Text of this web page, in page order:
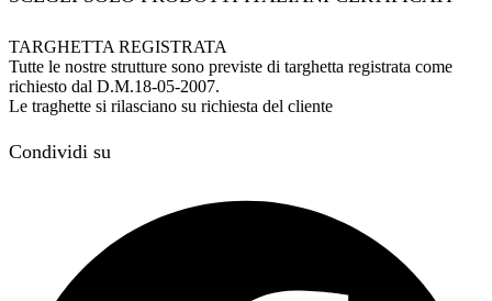
TARGHETTA REGISTRATA
Tutte le nostre strutture sono previste di targhetta registrata come
richiesto dal D.M.18-05-2007.
Le traghette si rilasciano su richiesta del cliente
Condividi su